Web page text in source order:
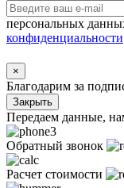
персональных
конфиденциальности
×
Благодарим за
Закрыть
Передаем данные,
Обратный звонок
Расчет стоимости